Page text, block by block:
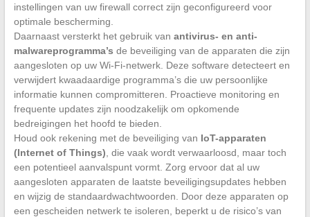
instellingen van uw firewall correct zijn geconfigureerd voor
optimale bescherming.
Daarnaast versterkt het gebruik van antivirus- en anti-
malwareprogramma’s de beveiliging van de apparaten die zijn
aangesloten op uw Wi-Fi-netwerk. Deze software detecteert en
verwijdert kwaadaardige programma’s die uw persoonlijke
informatie kunnen compromitteren. Proactieve monitoring en
frequente updates zijn noodzakelijk om opkomende
bedreigingen het hoofd te bieden.
Houd ook rekening met de beveiliging van IoT-apparaten
(Internet of Things) , die vaak wordt verwaarloosd, maar toch
een potentieel aanvalspunt vormt. Zorg ervoor dat al uw
aangesloten apparaten de laatste beveiligingsupdates hebben
en wijzig de standaardwachtwoorden. Door deze apparaten op
een gescheiden netwerk te isoleren, beperkt u de risico’s van